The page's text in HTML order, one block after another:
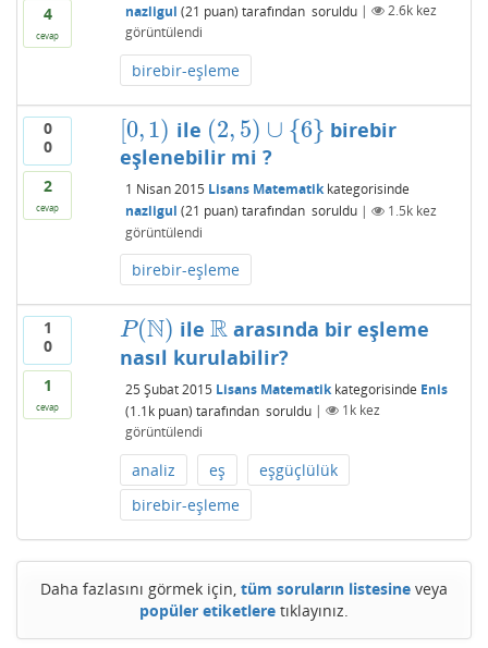
4
cevap
nazligul (21 puan) tarafından soruldu | 2.6kkez
görüntülendi
birebir-eşleme
0
0
2
cevap
[0,1)
0,1) ile (2, 5) ∪ {6}
(2,5 )∪{ 6}
birebir
eşlenebilir mi ?
1 Nisan 2015 Lisans Matematikkategorisinde
nazligul (21 puan) tarafından soruldu | 1.5kkez
görüntülendi
birebir-eşleme
1
0
1
cevap
P(N)
P(N) ile R
R arasında bir eşleme
nasıl kurulabilir?
25 Şubat 2015 Lisans Matematikkategorisinde Enis
(1.1kpuan) tarafından soruldu | 1kkez
görüntülendi
analiz eş
eşgüçlülük
birebir-eşleme
Daha fazlasını görmek için, tüm soruların listesine veya
popüler etiketlere tıklayınız.